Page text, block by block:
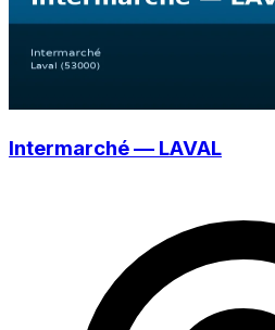
Intermarché — LAVAL